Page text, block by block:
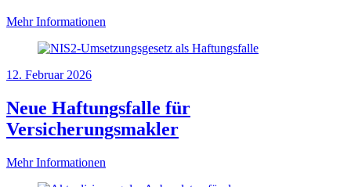
Mehr Informationen
12. Februar 2026
Neue Haftungsfalle für
Versicherungsmakler
Mehr Informationen